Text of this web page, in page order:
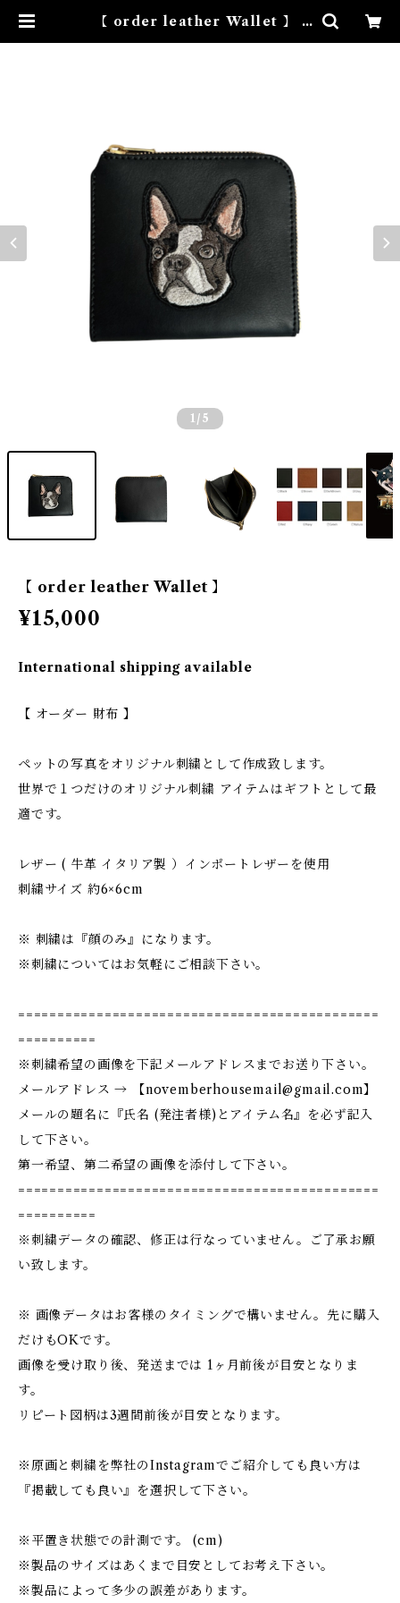
【 order leather Wallet 】 |
1 /5
【 order leather Wallet 】
¥15,000
International shipping available
【 オーダー 財布 】
ペットの写真をオリジナル刺繍として作成致します。
世界で１つだけのオリジナル刺繍 アイテムはギフトとして最
適です。
レザー ( 牛革 イタリア製 ）インポートレザーを使用
刺繍サイズ 約6×6cm
※ 刺繍は『顔のみ』になります。
※刺繍についてはお気軽にご相談下さい。
==============================================
==========
※刺繍希望の画像を下記メールアドレスまでお送り下さい。
メールアドレス → 【novemberhousemail@gmail.com】
メールの題名に『氏名 (発注者様)とアイテム名』を必ず記入
して下さい。
第一希望、第二希望の画像を添付して下さい。
==============================================
==========
※刺繍データの確認、修正は行なっていません。ご了承お願
い致します。
※ 画像データはお客様のタイミングで構いません。先に購入
だけもOKです。
画像を受け取り後、発送までは 1ヶ月前後が目安となりま
す。
リピート図柄は3週間前後が目安となります。
※原画と刺繍を弊社のInstagramでご紹介しても良い方は
『掲載しても良い』を選択して下さい。
※平置き状態での計測です。 (cm)
※製品のサイズはあくまで目安としてお考え下さい。
※製品によって多少の誤差があります。